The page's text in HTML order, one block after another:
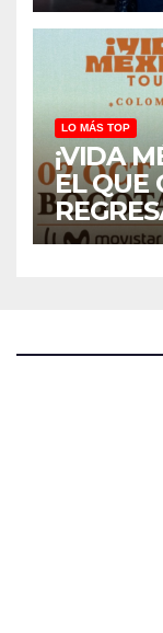
LO MÁS TOP
¡VIDA
EL QUE